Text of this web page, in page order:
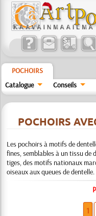
POCHOIRS
Catalogue
Conseils
POCHOIRS
Les pochoirs à motifs de
fines, semblables à un tissu de
tiges, des motifs nationaux
oiseaux aux queues de dentelle.
1